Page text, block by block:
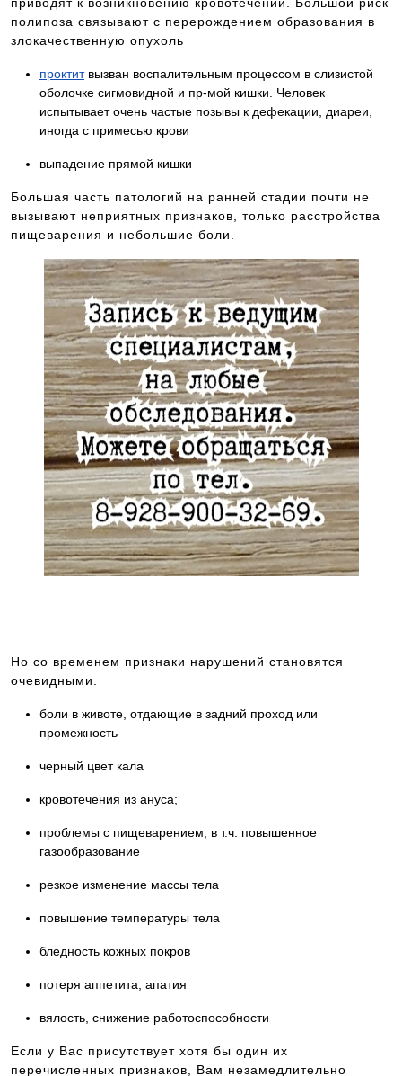
полипоза связывают с перерождением образования в
злокачественную опухоль
проктитвызван воспалительным процессом в слизистой
оболочке сигмовидной и пр-мой кишки. Человек
испытывает очень частые позывы к дефекации, диареи,
иногда с примесью крови
выпадение прямой кишки
Большая часть патологий на ранней стадии почти не
вызывают неприятных признаков, только расстройства
пищеварения и небольшие боли.
Но со временем признаки нарушений становятся
очевидными.
боли в животе, отдающие в задний проход или
промежность
черный цвет кала
кровотечения из ануса;
проблемы с пищеварением, в т.ч. повышенное
газообразование
резкое изменение массы тела
повышение температуры тела
бледность кожных покров
потеря аппетита, апатия
вялость, снижение работоспособности
Если у Вас присутствует хотя бы один их
перечисленных признаков, Вам незамедлительно